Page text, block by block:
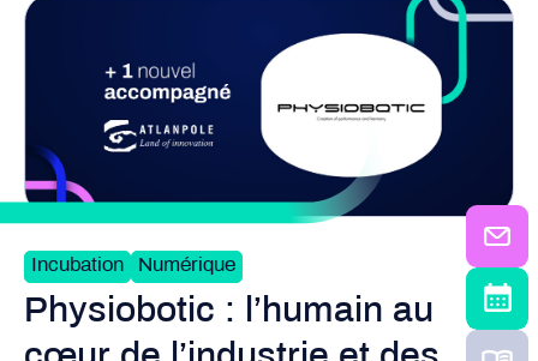
Incubation Numérique
Physiobotic : l’humain au